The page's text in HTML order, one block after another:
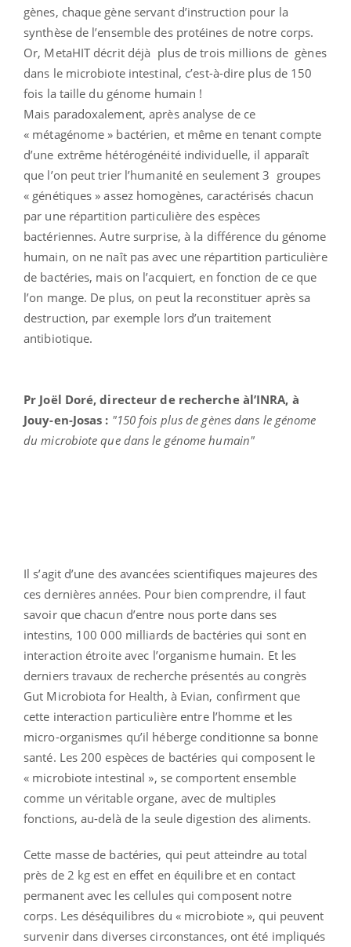
gènes, chaque gène servant d’instruction pour la
synthèse de l’ensemble des protéines de notre corps.
Or, MetaHIT décrit déjà plus de trois millions de gènes
dans le microbiote intestinal, c’est-à-dire plus de 150
fois la taille du génome humain !
Mais paradoxalement, après analyse de ce
« métagénome » bactérien, et même en tenant compte
d’une extrême hétérogénéité individuelle, il apparaît
que l’on peut trier l’humanité en seulement 3 groupes
« génétiques » assez homogènes, caractérisés chacun
par une répartition particulière des espèces
bactériennes. Autre surprise, à la différence du génome
humain, on ne naît pas avec une répartition particulière
de bactéries, mais on l’acquiert, en fonction de ce que
l’on mange. De plus, on peut la reconstituer après sa
destruction, par exemple lors d’un traitement
antibiotique.
Pr Joël Doré, directeur de recherche àl’INRA, à
Jouy-en-Josas : "150 fois plus de gènes dans le génome
du microbiote que dans le génome humain"
Il s’agit d’une des avancées scientifiques majeures des
ces dernières années. Pour bien comprendre, il faut
savoir que chacun d’entre nous porte dans ses
intestins, 100 000 milliards de bactéries qui sont en
interaction étroite avec l’organisme humain. Et les
derniers travaux de recherche présentés au congrès
Gut Microbiota for Health, à Evian, confirment que
cette interaction particulière entre l’homme et les
micro-organismes qu’il héberge conditionne sa bonne
santé. Les 200 espèces de bactéries qui composent le
« microbiote intestinal », se comportent ensemble
comme un véritable organe, avec de multiples
fonctions, au-delà de la seule digestion des aliments.
Cette masse de bactéries, qui peut atteindre au total
près de 2 kg est en effet en équilibre et en contact
permanent avec les cellules qui composent notre
corps. Les déséquilibres du « microbiote », qui peuvent
survenir dans diverses circonstances, ont été impliqués